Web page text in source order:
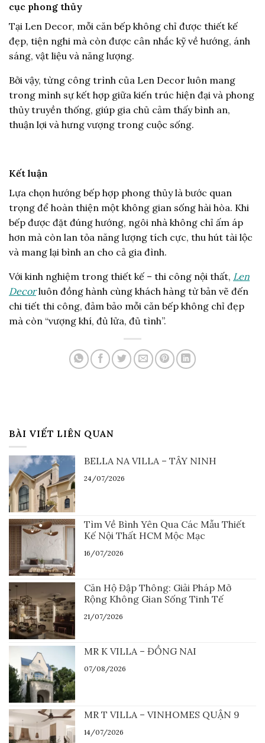
cục phong thủy
Tại Len Decor, mỗi căn bếp không chỉ được thiết kế
đẹp, tiện nghi mà còn được cân nhắc kỹ về hướng, ánh
sáng, vật liệu và năng lượng.
Bởi vậy, từng công trình của Len Decor luôn mang
trong mình sự kết hợp giữa kiến trúc hiện đại và phong
thủy truyền thống, giúp gia chủ cảm thấy bình an,
thuận lợi và hưng vượng trong cuộc sống.
Kết luận
Lựa chọn hướng bếp hợp phong thủy là bước quan
trọng để hoàn thiện một không gian sống hài hòa. Khi
bếp được đặt đúng hướng, ngôi nhà không chỉ ấm áp
hơn mà còn lan tỏa năng lượng tích cực, thu hút tài lộc
và mang lại bình an cho cả gia đình.
Với kinh nghiệm trong thiết kế – thi công nội thất, Len
Decorluôn đồng hành cùng khách hàng từ bản vẽ đến
chi tiết thi công, đảm bảo mỗi căn bếp không chỉ đẹp
mà còn “vượng khí, đủ lửa, đủ tình”.
BÀI VIẾT LIÊN QUAN
BELLA NA VILLA – TÂY NINH
24/07/2026
Tìm Về Bình Yên Qua Các Mẫu Thiết
Kế Nội Thất HCM Mộc Mạc
16/07/2026
Căn Hộ Đập Thông: Giải Pháp Mở
Rộng Không Gian Sống Tinh Tế
21/07/2026
MR K VILLA – ĐỒNG NAI
07/08/2026
MR T VILLA – VINHOMES QUẬN 9
14/07/2026